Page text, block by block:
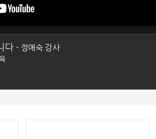
다- 정애숙 강사